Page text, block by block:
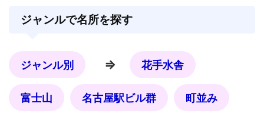
ジャンルで名所を探す
ジャンル別 ⇒ 花手水舎
富士山 名古屋駅ビル群 町並み